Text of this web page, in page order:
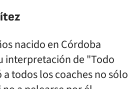
nacido en Córdoba
interpretación de "Todo
todos los coaches no sólo